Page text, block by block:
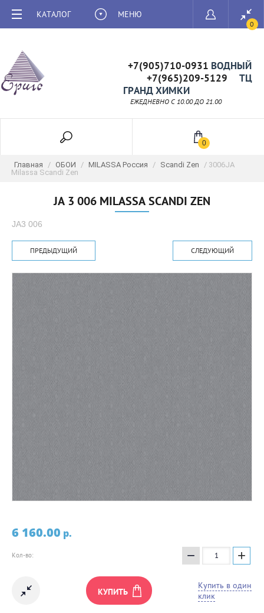
КАТАЛОГ МЕНЮ
0
+7(905)710-0931 ВОДНЫЙ
+7(965)209-5129 ТЦ
ГРАНД ХИМКИ
ЕЖЕДНЕВНО C 10.00 ДО 21.00
0
Главная / ОБОИ / MILASSA Россия / Scandi Zen
/ 3006JA
Milassa Scandi Zen
JA 3 006 MILASSA SCANDI ZEN
JA3 006
ПРЕДЫДУЩИЙ СЛЕДУЮЩИЙ
6 160.00 p.
Кол-во: − +
КУПИТЬ
Купить в один
клик